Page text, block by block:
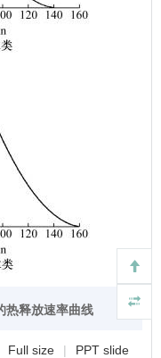
热释放速率曲线
Full size | PPT slide